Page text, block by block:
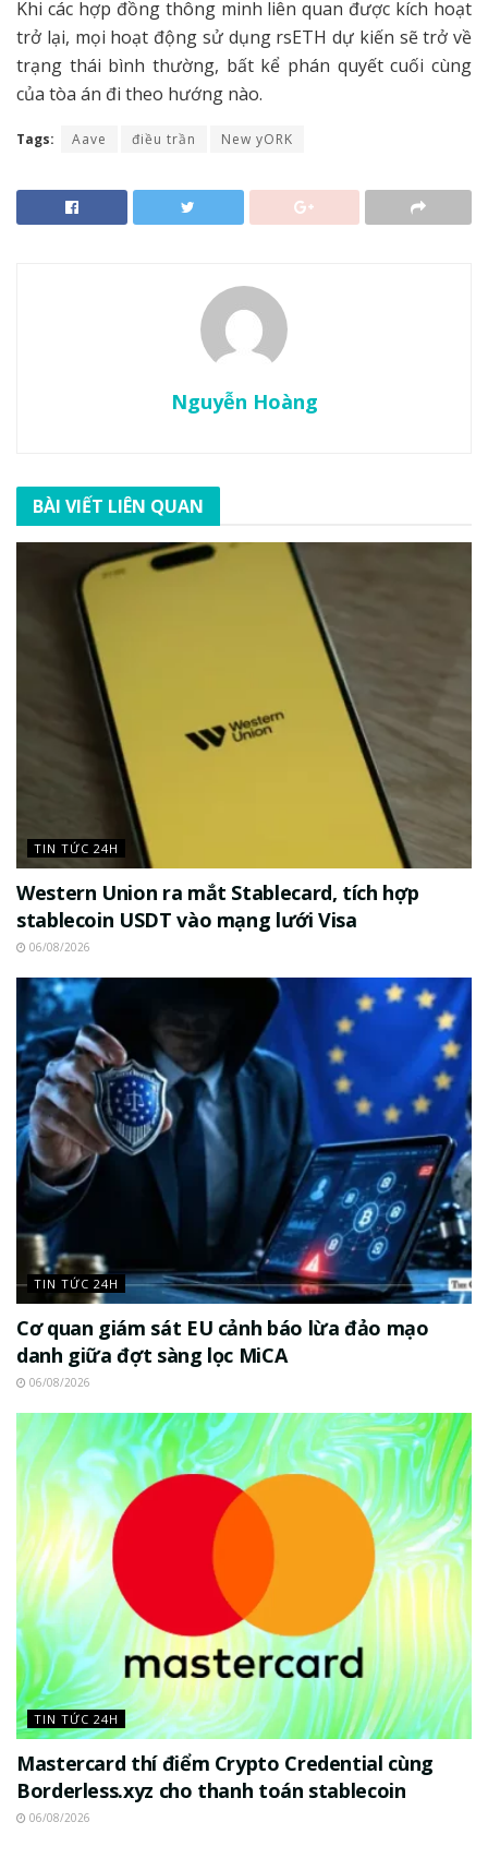
Khi các hợp đồng thông minh liên quan được kích hoạt
trở lại, mọi hoạt động sử dụng rsETH dự kiến sẽ trở về
trạng thái bình thường, bất kể phán quyết cuối cùng
của tòa án đi theo hướng nào.
Tags: Aave điều trần New yORK
Nguyễn Hoàng
BÀI VIẾT LIÊN QUAN
TIN TỨC 24H
Western Union ra mắt Stablecard, tích hợp
stablecoin USDT vào mạng lưới Visa
06/08/2026
TIN TỨC 24H
Cơ quan giám sát EU cảnh báo lừa đảo mạo
danh giữa đợt sàng lọc MiCA
06/08/2026
TIN TỨC 24H
Mastercard thí điểm Crypto Credential cùng
Borderless.xyz cho thanh toán stablecoin
06/08/2026